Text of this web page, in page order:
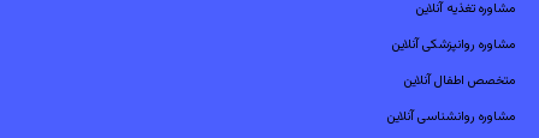
مشاوره تغذیه آنلاین
مشاوره روانپزشکی آنلاین
متخصص اطفال آنلاین
مشاوره روانشناسی آنلاین